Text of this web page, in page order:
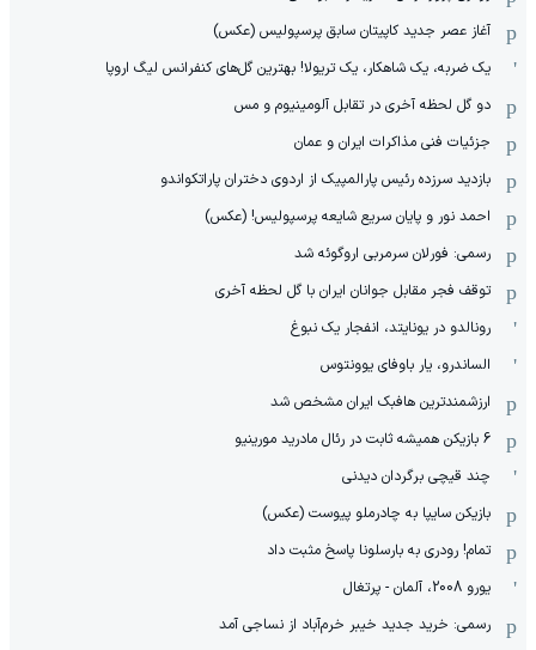
آغاز عصر جدید کاپیتان سابق پرسپولیس (عکس)
یک ضربه، یک شاهکار، یک تریولا! بهترین گل‌های کنفرانس لیگ اروپا
دو گل لحظه آخری در تقابل آلومینیوم و مس
جزئیات فنی مذاکرات ایران و عمان
بازدید سرزده رئیس پارالمپیک از اردوی دختران پاراتکواندو
احمد نور و پایان سریع شایعه پرسپولیس! (عکس)
رسمی: فورلان سرمربی اروگوئه شد
توقف فجر مقابل جوانان ایران با گل لحظه آخری
رونالدو در یونایتد، انفجار یک نبوغ
الساندرو، یار باوفای یوونتوس
ارزشمندترین هافبک ایران مشخص شد
6 بازیکن همیشه ثابت در رئال مادرید مورینیو
چند قیچی برگردان دیدنی
بازیکن سایپا به چادرملو پیوست (عکس)
تمام! رودری به بارسلونا پاسخ مثبت داد
یورو 2008، آلمان - پرتغال
رسمی: خرید جدید خیبر خرم‌آباد از نساجی آمد